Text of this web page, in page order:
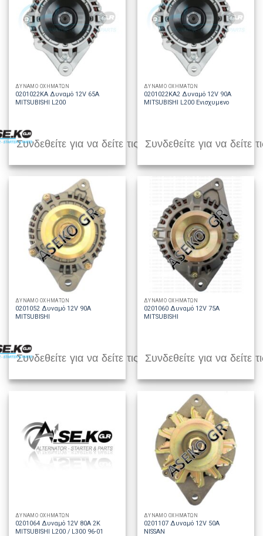
ΔΥΝΑΜΟ ΟΧΗΜΑΤΩΝ
0201022KA Δυναμό 12V 65A
MITSUBISHI L200
Συνδεθείτε για να δείτε τις τιμές
ΔΥΝΑΜΟ ΟΧΗΜΑΤΩΝ
0201022KA2 Δυναμό 12V 90A
MITSUBISHI L200 Ενισχυμενο
Συνδεθείτε για να δείτε
ΔΥΝΑΜΟ ΟΧΗΜΑΤΩΝ
0201052 Δυναμό 12V 90A
MITSUBISHI
Συνδεθείτε για να δείτε τις τιμές
ΔΥΝΑΜΟ ΟΧΗΜΑΤΩΝ
0201060 Δυναμό 12V 75A
MITSUBISHI
Συνδεθείτε για να δείτε
ΔΥΝΑΜΟ ΟΧΗΜΑΤΩΝ
0201064 Δυναμό 12V 80A 2K
MITSUBISHI L200 / L300 96-01
ΔΥΝΑΜΟ ΟΧΗΜΑΤΩΝ
0201107 Δυναμό 12V 50A
NISSAN